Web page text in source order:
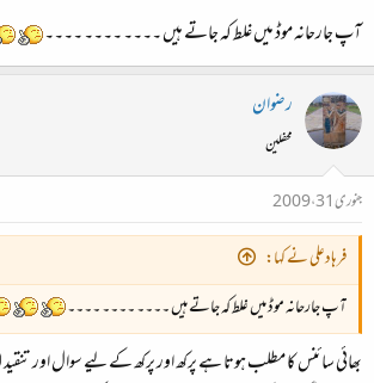
آپ جارحانہ موڈ میں غلط کہ جاتے ہیں ۔۔۔۔ ۔۔۔۔ ۔۔۔۔
رضوان
محفلین
جنوری 31، 2009
فرہادعلی نے کہا:
آپ جارحانہ موڈ میں غلط کہ جاتے ہیں ۔۔۔۔ ۔۔۔۔ ۔۔۔۔
بھائی سائنس کا مطلب ہوتا ہے پرکھ اور پرکھ کے لیے سوال اور